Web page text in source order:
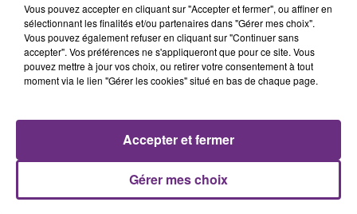
OLIVIA DEAN
So Easy (to Fall In Love)
ZAHO & MC SOLAAR
Comme Caroline
Vous pouvez accepter en cliquant sur "Accepter et fermer", ou affiner en
sélectionnant les finalités et/ou partenaires dans "Gérer mes choix".
Vous pouvez également refuser en cliquant sur "Continuer sans
accepter". Vos préférences ne s'appliqueront que pour ce site. Vous
pouvez mettre à jour vos choix, ou retirer votre consentement à tout
moment via le lien "Gérer les cookies" situé en bas de chaque page.
Gérer mes choix
Accepter et fermer